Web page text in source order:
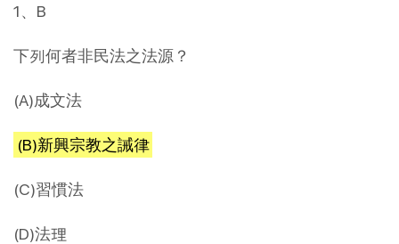
1、B
下列何者非民法之法源？
(A)成文法
(B)新興宗教之誡律
(C)習慣法
(D)法理